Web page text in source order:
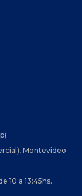
Montevideo
10 a 13:45hs.